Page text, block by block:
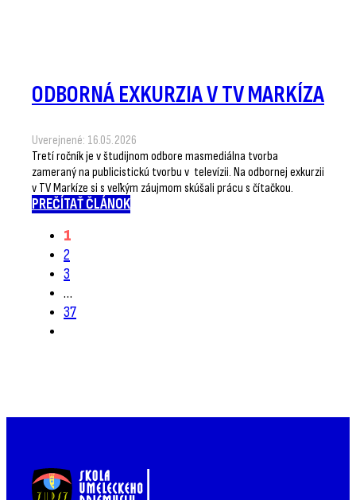
ODBORNÁ EXKURZIA V TV MARKÍZA
Uverejnené: 16.05.2026
Tretí ročník je v študijnom odbore masmediálna tvorba
zameraný na publicistickú tvorbu v televízii. Na odbornej exkurzii
v TV Markíze si s veľkým záujmom skúšali prácu s čítačkou.
PREČÍTAŤ ČLÁNOK
1
2
3
…
37